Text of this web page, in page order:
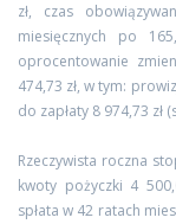
zł, czas
miesięcznych po
oprocentowanie
474,73 zł, w tym:
do zapłaty 8 974,73 zł
Rzeczywista roczna
kwoty pożyczki 4
spłata w 42 ratach